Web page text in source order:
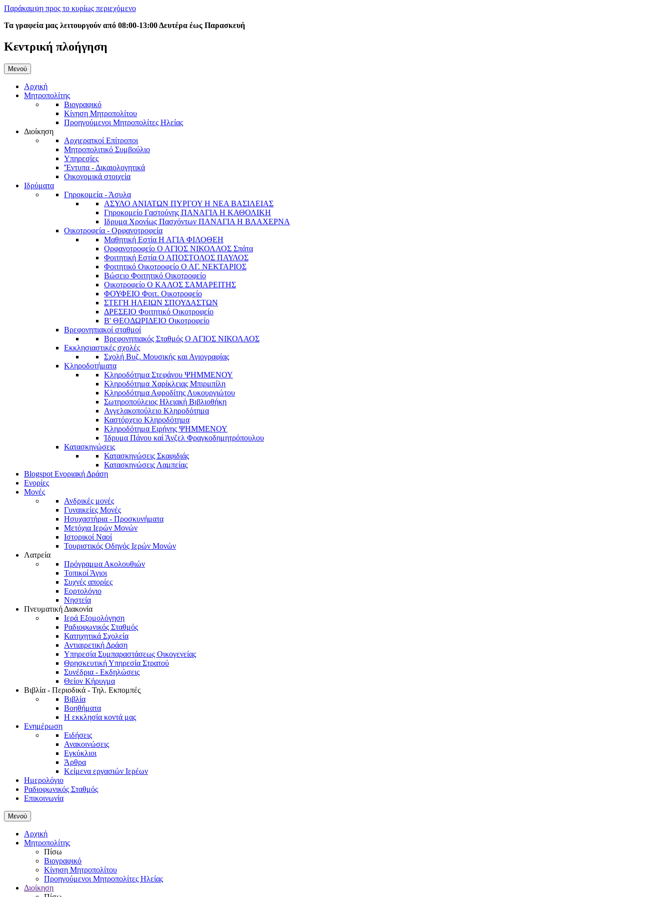
Παράκαμψη προς το κυρίως περιεχόμενο
Τα γραφεία μας λειτουργούν από 08:00-13:00 Δευτέρα έως Παρασκευή
Κεντρική πλοήγηση
Μενού
Αρχική
Μητροπολίτης
Βιογραφικό
Κίνηση Μητροπολίτου
Προηγούμενοι Μητροπολίτες Ηλείας
Διοίκηση
Αρχιερατκοί Επίτροποι
Μητροπολιτικό Συμβούλιο
Υπηρεσίες
'Έντυπα - Δικαιολογητικά
Οικονομικά στοιχεία
Ιδρύματα
Γηροκομεία - Άσυλα
ΑΣΥΛΟ ΑΝΙΑΤΩΝ ΠΥΡΓΟΥ Η ΝΕΑ ΒΑΣΙΛΕΙΑΣ
Γηροκομείο Γαστούνης ΠΑΝΑΓΙΑ Η ΚΑΘΟΛΙΚΗ
Ιδρυμα Χρονίως Πασχόντων ΠΑΝΑΓΙΑ Η ΒΛΑΧΕΡΝΑ
Οικοτροφεία - Ορφανοτροφεία
Μαθητική Εστία Η ΑΓΙΑ ΦΙΛΟΘΕΗ
Ορφανοτροφείο Ο ΑΓΙΟΣ ΝΙΚΟΛΑΟΣ Σπάτα
Φοιτητική Εστία Ο ΑΠΟΣΤΟΛΟΣ ΠΑΥΛΟΣ
Φοιτητικό Οικοτροφείο Ο ΑΓ. ΝΕΚΤΑΡΙΟΣ
Βώσειο Φοιτητικό Οικοτροφείο
Οικοτροφείο Ο ΚΑΛΟΣ ΣΑΜΑΡΕΙΤΗΣ
ΦΟΥΦΕΙΟ Φοιτ. Οικοτροφείο
ΣΤΕΓΗ ΗΛΕΙΩΝ ΣΠΟΥΔΑΣΤΩΝ
ΔΡΕΣΕΙΟ Φοιτητικό Οικοτροφείο
Β' ΘΕΟΔΩΡΙΔΕΙΟ Οικοτροφείο
Βρεφονηπιακοί σταθμοί
Βρεφονηπιακός Σταθμός Ο ΑΓΙΟΣ ΝΙΚΟΛΑΟΣ
Εκκλησιαστικές σχολές
Σχολή Βυζ. Μουσικής και Αγιογραφίας
Κληροδοτήματα
Κληροδότημα Στεφάνου ΨΗΜΜΕΝΟΥ
Κληροδότημα Χαρίκλειας Μπιρμπίλη
Κληροδότημα Αφροδίτης Λυκουργιώτου
Σωτηροπούλειος Ηλειακή Βιβλιοθήκη
Αγγελακοπούλειο Κληροδότημα
Καστόρχειο Κληροδότημα
Κληροδότημα Ειρήνης ΨΗΜΜΕΝΟΥ
Ίδρυμα Πάνου καί Άνζελ Φραγκοδημητρόπουλου
Κατασκηνώσεις
Κατασκηνώσεις Σκαφιδιάς
Κατασκηνώσεις Λαμπείας
Blogspot Ενοριακή Δράση
Ενορίες
Μονές
Ανδρικές μονές
Γυναικείες Μονές
Ησυχαστήρια - Προσκυνήματα
Μετόχια Ιερών Μονών
Ιστορικοί Ναοί
Τουριστικός Οδηγός Ιερών Μονών
Λατρεία
Πρόγραμμα Ακολουθιών
Τοπικοί Άγιοι
Συχνές απορίες
Εορτολόγιο
Νηστεία
Πνευματική Διακονία
Ιερά Εξομολόγηση
Ραδιοφωνικός Σταθμός
Κατηχητικά Σχολεία
Αντιαιρετική Δράση
Υπηρεσία Συμπαραστάσεως Οικογενείας
Θρησκευτική Υπηρεσία Στρατού
Συνέδρια - Εκδηλώσεις
Θείον Κήρυγμα
Βιβλία - Περιοδικά - Τηλ. Εκπομπές
Βιβλία
Βοηθήματα
Η εκκλησία κοντά μας
Ενημέρωση
Ειδήσεις
Ανακοινώσεις
Εγκύκλιοι
Άρθρα
Κείμενα εργασιών Ιερέων
Ημερολόγιο
Ραδιοφωνικός Σταθμός
Επικοινωνία
Μενού
Αρχική
Μητροπολίτης
Πίσω
Βιογραφικό
Κίνηση Μητροπολίτου
Προηγούμενοι Μητροπολίτες Ηλείας
Διοίκηση